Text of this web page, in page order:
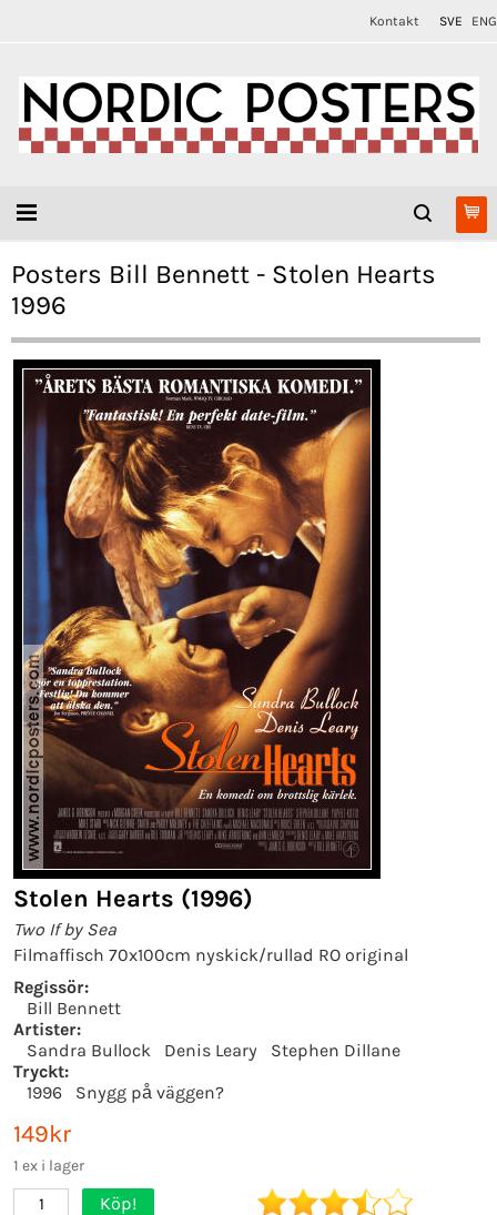
Kontakt SVE ENG
Posters Bill Bennett - Stolen Hearts
1996
Stolen Hearts (1996)
Two If by Sea
Filmaffisch 70x100cm nyskick/rullad RO original
Regissör:
Bill Bennett
Artister:
Sandra Bullock
Denis Leary
Stephen Dillane
Tryckt:
1996
Snygg på väggen?
149kr
1 ex i lager
1 Köp!